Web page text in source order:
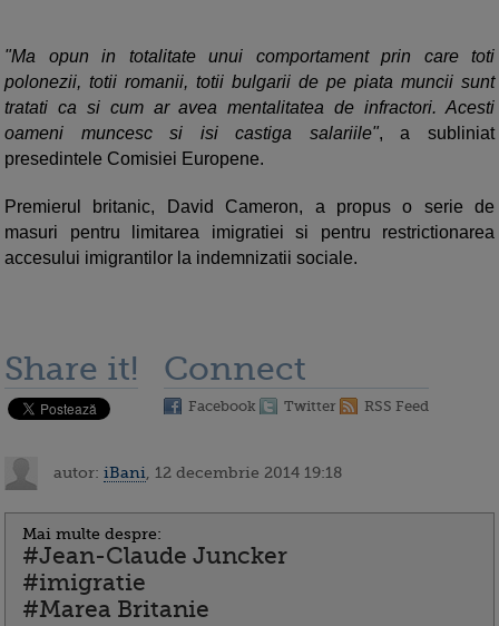
"Ma opun in totalitate unui comportament prin care toti
polonezii, totii romanii, totii bulgarii de pe piata muncii sunt
tratati ca si cum ar avea mentalitatea de infractori. Acesti
oameni muncesc si isi castiga salariile", a subliniat
presedintele Comisiei Europene.
Premierul britanic, David Cameron, a propus o serie de
masuri pentru limitarea imigratiei si pentru restrictionarea
accesului imigrantilor la indemnizatii sociale.
Share it! Connect
Facebook Twitter RSS Feed
autor: iBani , 12 decembrie 2014 19:18
Mai multe despre:
#Jean-Claude Juncker
#imigratie
#Marea Britanie